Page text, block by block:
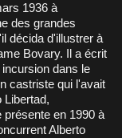
des grandes
décida d'illustrer à
Bovary. Il a écrit
dans le
castriste qui l'avait
Libertad,
en 1990 à
Alberto